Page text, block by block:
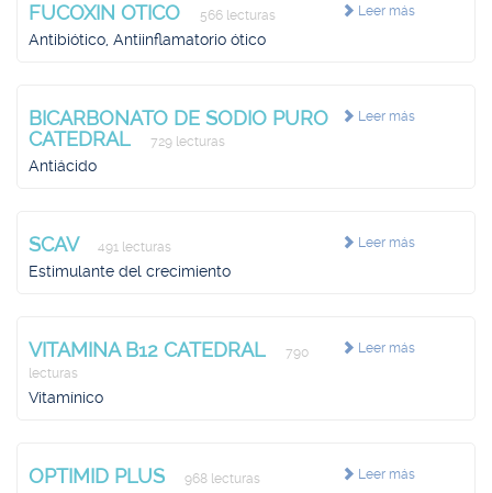
Leer más
FUCOXIN OTICO 566 lecturas
Antibiótico, Antiinflamatorio ótico
Leer más
BICARBONATO DE SODIO PURO
CATEDRAL
729 lecturas
Antiácido
Leer más
SCAV 491 lecturas
Estimulante del crecimiento
Leer más
VITAMINA B12 CATEDRAL
790
lecturas
Vitamínico
Leer más
OPTIMID PLUS 968 lecturas